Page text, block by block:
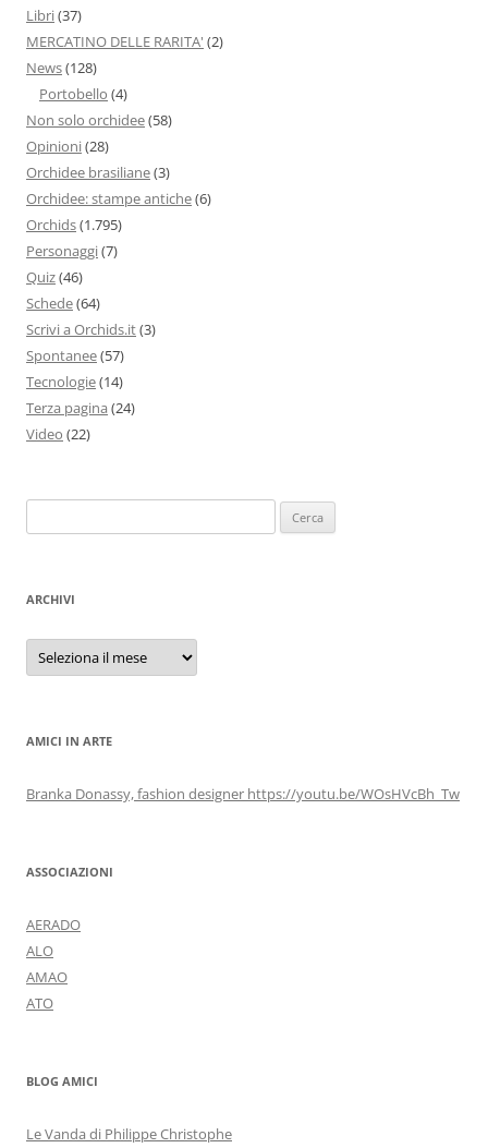
Libri(37)
MERCATINO DELLE RARITA' (2)
News(128)
Portobello (4)
Non solo orchidee(58)
Opinioni(28)
Orchidee brasiliane(3)
Orchidee: stampe antiche(6)
Orchids(1.795)
Personaggi(7)
Quiz(46)
Schede(64)
Scrivi a Orchids.it(3)
Spontanee(57)
Tecnologie(14)
Terza pagina (24)
Video (22)
per:
ARCHIVI
Archivi
AMICI IN ARTE
Branka Donassy, fashion designer https://youtu.be/WOsHVcBh_Tw
ASSOCIAZIONI
AERADO
ALO
AMAO
ATO
BLOG AMICI
Le Vanda di Philippe Christophe